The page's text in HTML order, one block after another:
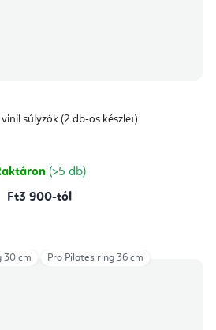
súlyzók (2 db-os készlet)
(>5 db)
Ft3 900-tól
30 cm Pro Pilates ring 36 cm